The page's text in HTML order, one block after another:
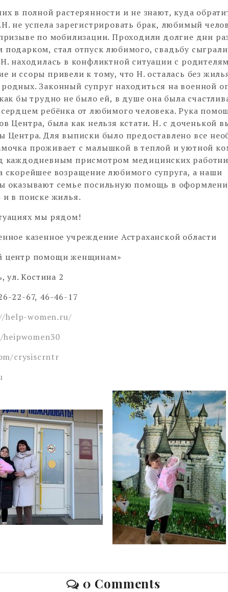
в полной растерянности и не знают, куда
не успела зарегистрировать брак, любимый
по мобилизации. Проходили долгие дни
подарком, стал отпуск любимого, свадьбу
находилась в конфликтной ситуации с
и ссоры привели к тому, что Н. осталась без
Законный супруг находиться на военной
бы трудно не было ей, в душе она была
ребёнка от любимого человека. Рука
Центра, была как нельзя кстати. Н. с доченькой
Центра. Для выписки было предоставлено все
проживает с малышкой в теплой и уютной
каждодневным присмотром медицинских
скорейшее возращение любимого супруга, а наши
оказывают семье посильную помощь в
и в поиске жилья.
мы рядом!
казенное учреждение Астраханской области
центр помощи женщинам»
ул. Костина 2
22-67, 46-46-17
help-women.ru/
crysiscrntr
0 Comments